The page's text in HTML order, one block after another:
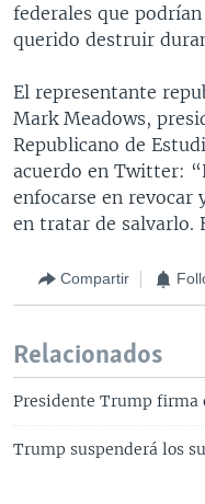
federales que
querido destruir
El representante
Mark Meadows,
Republicano de
acuerdo en Twitter:
enfocarse en revocar
en tratar de salvarlo.
Compartir
Relacionados
Presidente Trump firma
Trump suspenderá los